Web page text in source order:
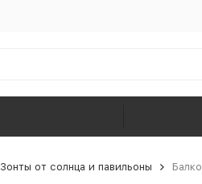
Зонты от солнца и павильоны